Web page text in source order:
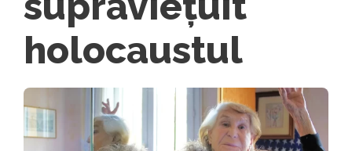
holocaustul